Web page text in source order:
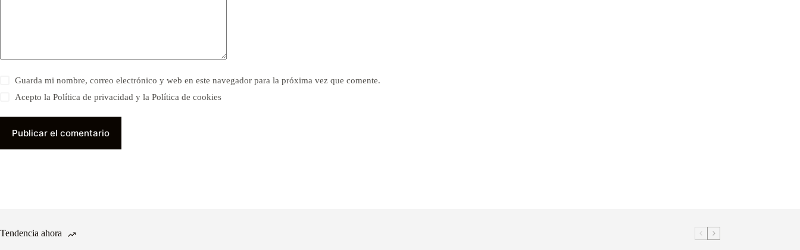
Guarda mi nombre, correo electrónico y web en este navegador para la próxima vez que comente.
Acepto la Política de privacidad y la Política de cookies
Publicar el comentario
Tendencia ahora